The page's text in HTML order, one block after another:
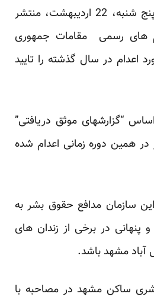
در این گزارش که روز پنج شنبه، 22 اردیبهشت، منتشر
های رسمی مقامات جمهوری
اجرای ۲۵۲ مورد اعدام در سال گذشته را تایید
“گزارشهای موثق دریافتی”
نفر دیگر در همین دوره زمانی اعدام شده
سازمان مدافع حقوق بشر به
پنهانی در برخی از زندان های
آباد مشهد باشد.
ساکن مشهد درمصاحبه با